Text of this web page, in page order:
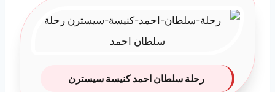
رحلة سلطان احمد كنيسة سيسترن